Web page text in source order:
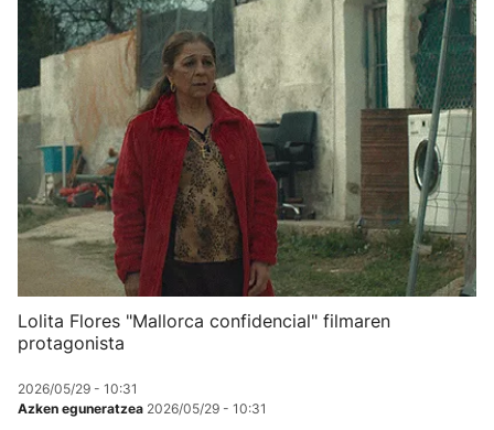
Lolita Flores "Mallorca confidencial" filmaren
protagonista
2026/05/29 - 10:31
Azken eguneratzea 2026/05/29 - 10:31